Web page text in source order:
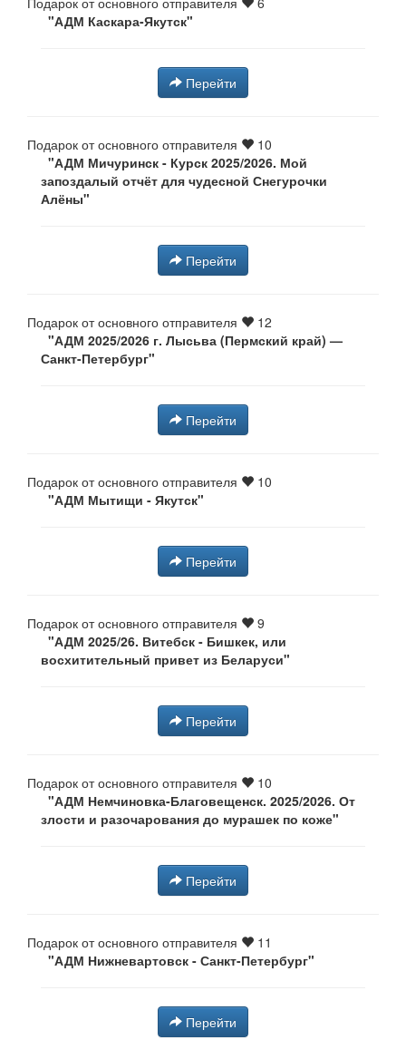
"АДМ Каскара-Якутск"
Перейти
Подарок от основного отправителя
10
"АДМ Мичуринск - Курск 2025/2026. Мой
запоздалый отчёт для чудесной Снегурочки
Алёны⁠⁠"
Перейти
Подарок от основного отправителя
12
"АДМ 2025/2026 г. Лысьва (Пермский край) —
Санкт-Петербург⁠"
Перейти
Подарок от основного отправителя
10
"АДМ Мытищи - Якутск⁠"
Перейти
Подарок от основного отправителя
9
"АДМ 2025/26. Витебск - Бишкек, или
восхитительный привет из Беларуси"
Перейти
Подарок от основного отправителя
10
"АДМ Немчиновка-Благовещенск. 2025/2026. От
злости и разочарования до мурашек по коже⁠⁠"
Перейти
Подарок от основного отправителя
11
"АДМ Нижневартовск - Санкт-Петербург"
Перейти